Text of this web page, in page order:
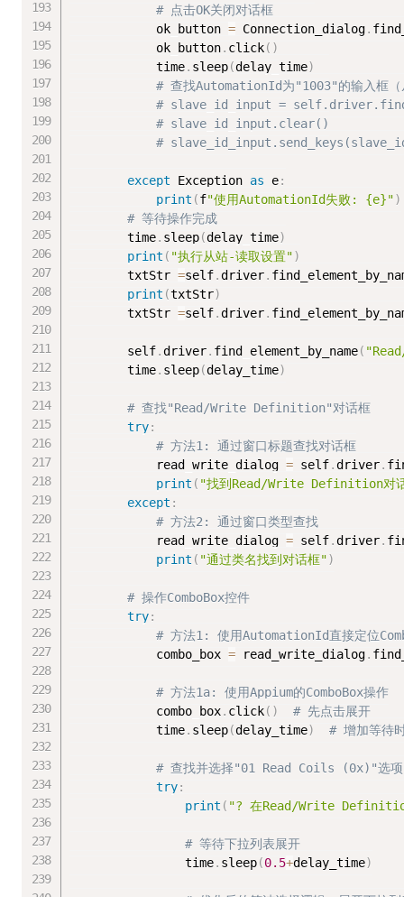
# 点击OK关闭对话框
            ok_button
= Connection_dialog.
            ok_button
. click( )
            time
. sleep(delay_time)
# 查找AutomationId为"1003"的输入框（
# slave_id_input =
# slave_id_input.clear()
#
except Exception as e:
print (f"使用AutomationId失败: {e}")
# 等待操作完成
        time
. sleep(delay_time)
print ( "执行从站-读取设置")
        txtStr
=self.driver.
print (txtStr)
        txtStr
=self.driver.
        self
.driver. find_element_by_name(
        time
. sleep(delay_time)
# 查找"Read/Write Definition"对话框
try:
# 方法1: 通过窗口标题查找对话框
            read_write_dialog
= self.driver.
print ( "找到Read/Write Definition对
except :
# 方法2: 通过窗口类型查找
            read_write_dialog
= self.driver.
print ( "通过类名找到对话框")
# 操作ComboBox控件
try:
# 方法1: 使用AutomationId直接定位
            combo_box
= read_write_dialog.
# 方法1a: 使用Appium的ComboBox操作
            combo_box
. click( )
# 先点击展开
            time
. sleep(delay_time) # 增加等待
# 查找并选择"01 Read Coils (0x)"选
try:
print ( "? 在Read/Write Definition
# 等待下拉列表展开
                time
. sleep(0.5+delay_time)